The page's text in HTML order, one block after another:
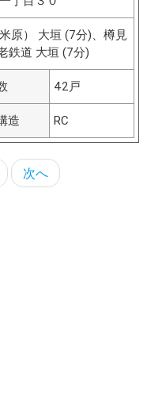
原） 大垣 (7分)、樽見
鉄道 大垣 (7分)
42戸
造 RC
次へ